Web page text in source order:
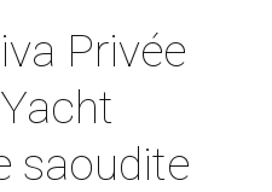
Privée
saoudite